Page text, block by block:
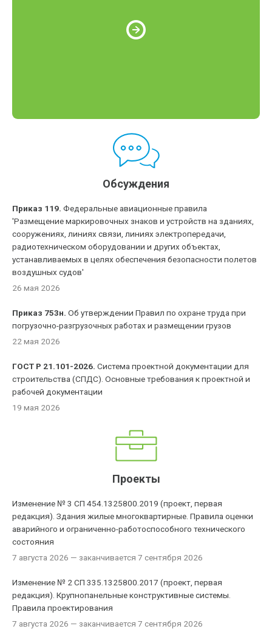
Обсуждения
Приказ 119. Федеральные авиационные правила
'Размещение маркировочных знаков и устройств на зданиях,
сооружениях, линиях связи, линиях электропередачи,
радиотехническом оборудовании и других объектах,
устанавливаемых в целях обеспечения безопасности полетов
воздушных судов'
26 мая 2026
Приказ 753н. Об утверждении Правил по охране труда при
погрузочно-разгрузочных работах и размещении грузов
22 мая 2026
ГОСТ Р 21.101-2026. Система проектной документации для
строительства (СПДС). Основные требования к проектной и
рабочей документации
19 мая 2026
Проекты
Изменение № 3 СП 454.1325800.2019 (проект, первая
редакция). Здания жилые многоквартирные. Правила оценки
аварийного и ограниченно-работоспособного технического
состояния
7 августа 2026 — заканчивается 7 сентября 2026
Изменение № 2 СП 335.1325800.2017 (проект, первая
редакция). Крупнопанельные конструктивные системы.
Правила проектирования
7 августа 2026 — заканчивается 7 сентября 2026